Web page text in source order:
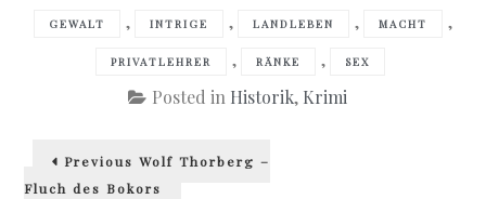
GEWALT , INTRIGE , LANDLEBEN , MACHT ,
PRIVATLEHRER , RÄNKE , SEX
Posted in Historik, Krimi
Beitragsnavigation
Previous Previous
Wolf Thorberg –
Fluch des Bokors